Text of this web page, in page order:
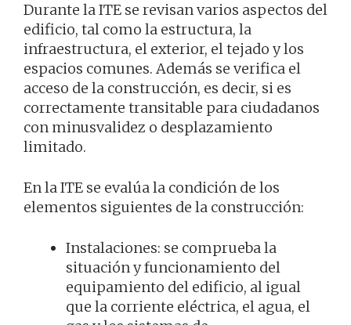
Durante la ITE se revisan varios aspectos del
edificio, tal como la estructura, la
infraestructura, el exterior, el tejado y los
espacios comunes. Además se verifica el
acceso de la construcción, es decir, si es
correctamente transitable para ciudadanos
con minusvalidez o desplazamiento
limitado.
En la ITE se evalúa la condición de los
elementos siguientes de la construcción:
Instalaciones: se comprueba la
situación y funcionamiento del
equipamiento del edificio, al igual
que la corriente eléctrica, el agua, el